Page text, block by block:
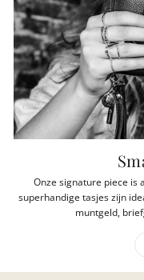
Onze signature piece is
superhandige tasjes zijn
muntgeld,